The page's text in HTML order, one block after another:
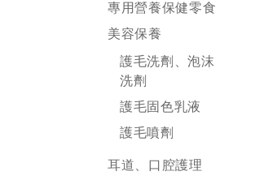
專用營養保健零食
美容保養
護毛洗劑、泡沫
洗劑
護毛固色乳液
護毛噴劑
耳道、口腔護理